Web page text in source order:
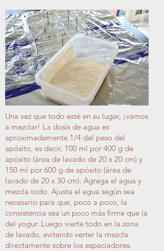
Una vez que todo esté en su lugar, ¡vamos
a mezclar! La dosis de agua es
aproximadamente 1/4 del peso del
apósito, es decir, 100 ml por 400 g de
apósito (área de lavado de 20 x 20 cm) y
150 ml por 600 g de apósito (área de
lavado de 20 x 30 cm). Agrega el agua y
mezcla todo. Ajusta el agua según sea
necesario para que, poco a poco, la
consistencia sea un poco más firme que la
del yogur. Luego vierte todo en la zona
de lavado, evitando verter la mezcla
directamente sobre los espaciadores.